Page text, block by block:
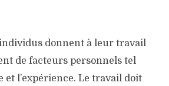
donnent à leur travail
de facteurs personnels tel
et l’expérience. Le travail doit